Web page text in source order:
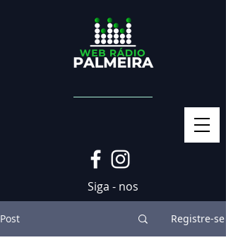
Siga - nos
Post Registre-se